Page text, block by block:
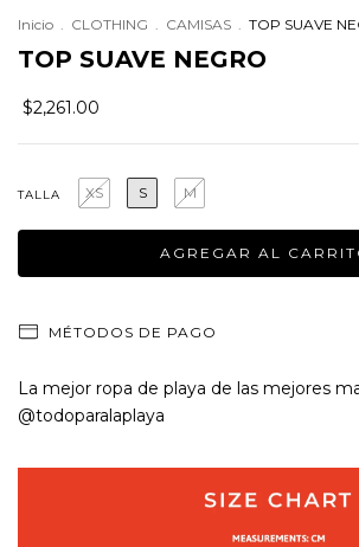
Inicio . CLOTHING . CAMISAS . TOP SUAVE
TOP SUAVE NEGRO
$2,261.00
TALLA XS S M
MÉTODOS DE PAGO
La mejor ropa de playa de las mejores
@todoparalaplaya